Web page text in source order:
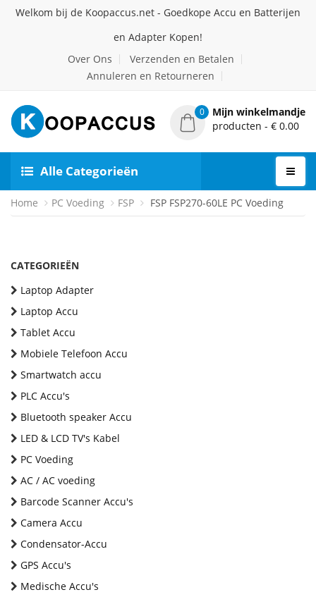
Welkom bij de Koopaccus.net - Goedkope Accu en Batterijen
en Adapter Kopen!
Over Ons
Verzenden en Betalen
Annuleren en Retourneren
0
Mijn winkelmandje
producten - € 0.00
Alle Categorieën
Home PC Voeding FSP FSP FSP270-60LE PC Voeding
CATEGORIEËN
Laptop Adapter
Laptop Accu
Tablet Accu
Mobiele Telefoon Accu
Smartwatch accu
PLC Accu's
Bluetooth speaker Accu
LED & LCD TV's Kabel
PC Voeding
AC / AC voeding
Barcode Scanner Accu's
Camera Accu
Condensator-Accu
GPS Accu's
Medische Accu's